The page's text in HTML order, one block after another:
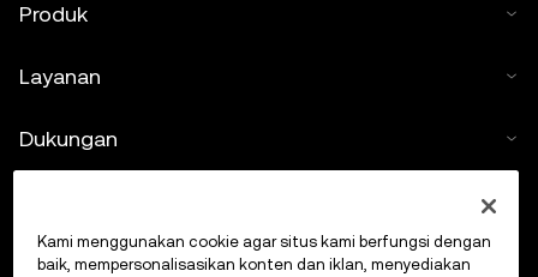
Produk
Layanan
Dukungan
Kalkulator kripto
Kami menggunakan cookie agar situs kami berfungsi dengan
baik, mempersonalisasikan konten dan iklan, menyediakan